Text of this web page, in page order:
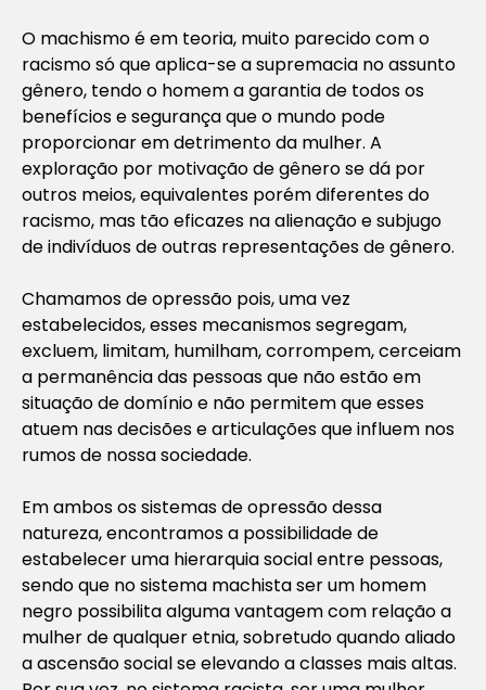
O machismo é em teoria, muito parecido com o
racismo só que aplica-se a supremacia no assunto
gênero, tendo o homem a garantia de todos os
benefícios e segurança que o mundo pode
proporcionar em detrimento da mulher. A
exploração por motivação de gênero se dá por
outros meios, equivalentes porém diferentes do
racismo, mas tão eficazes na alienação e subjugo
de indivíduos de outras representações de gênero.
Chamamos de opressão pois, uma vez
estabelecidos, esses mecanismos segregam,
excluem, limitam, humilham, corrompem, cerceiam
a permanência das pessoas que não estão em
situação de domínio e não permitem que esses
atuem nas decisões e articulações que influem nos
rumos de nossa sociedade.
Em ambos os sistemas de opressão dessa
natureza, encontramos a possibilidade de
estabelecer uma hierarquia social entre pessoas,
sendo que no sistema machista ser um homem
negro possibilita alguma vantagem com relação a
mulher de qualquer etnia, sobretudo quando aliado
a ascensão social se elevando a classes mais altas.